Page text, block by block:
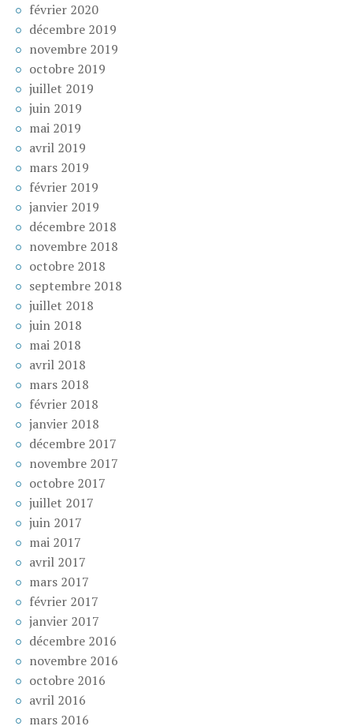
février 2020
décembre 2019
novembre 2019
octobre 2019
juillet 2019
juin 2019
mai 2019
avril 2019
mars 2019
février 2019
janvier 2019
décembre 2018
novembre 2018
octobre 2018
septembre 2018
juillet 2018
juin 2018
mai 2018
avril 2018
mars 2018
février 2018
janvier 2018
décembre 2017
novembre 2017
octobre 2017
juillet 2017
juin 2017
mai 2017
avril 2017
mars 2017
février 2017
janvier 2017
décembre 2016
novembre 2016
octobre 2016
avril 2016
mars 2016